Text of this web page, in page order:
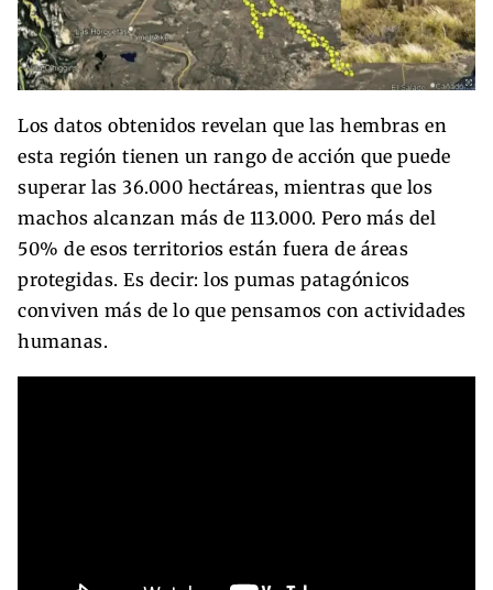
Los datos obtenidos revelan que las hembras en
esta región tienen un rango de acción que puede
superar las 36.000 hectáreas, mientras que los
machos alcanzan más de 113.000. Pero más del
50% de esos territorios están fuera de áreas
protegidas. Es decir: los pumas patagónicos
conviven más de lo que pensamos con actividades
humanas.